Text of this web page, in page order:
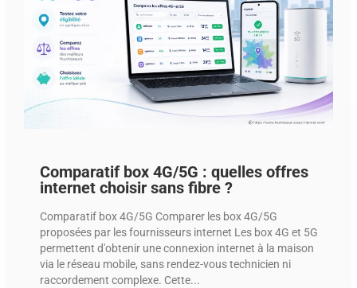
Comparatif box 4G/5G : quelles offres
internet choisir sans fibre ?
Comparatif box 4G/5G Comparer les box 4G/5G
proposées par les fournisseurs internet Les box 4G et 5G
permettent d'obtenir une connexion internet à la maison
via le réseau mobile, sans rendez-vous technicien ni
raccordement complexe. Cette...